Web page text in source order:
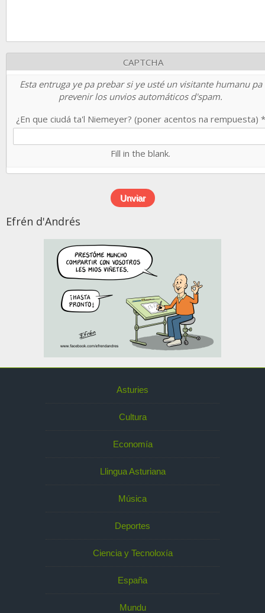
CAPTCHA
Esta entruga ye pa prebar si ye usté un visitante humanu pa
prevenir los unvios automáticos d'spam.
¿En que ciudá ta'l Niemeyer? (poner acentos na rempuesta) *
Fill in the blank.
Efrén d'Andrés
Asturies
Cultura
Economía
Llingua Asturiana
Música
Deportes
Ciencia y Tecnoloxía
España
Mundu